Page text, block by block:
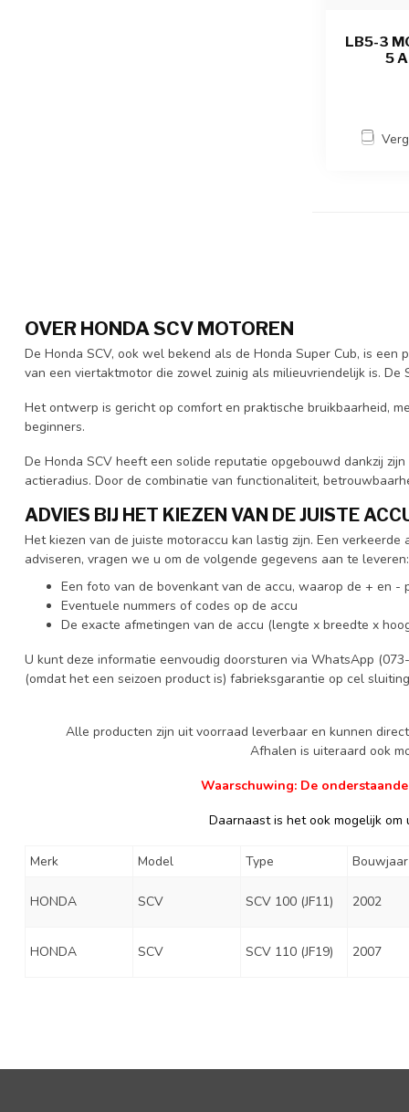
LB5-3
5
OVER HONDA SCV MOTOREN
De Honda SCV, ook wel bekend als de Honda Super Cub, is
van een viertaktmotor die zowel zuinig als milieuvriendelijk is.
Het ontwerp is gericht op comfort en praktische bruikbaarheid,
beginners.
De Honda SCV heeft een solide reputatie opgebouwd dankzij
actieradius. Door de combinatie van functionaliteit,
ADVIES BIJ HET KIEZEN VAN DE JUISTE
Het kiezen van de juiste motoraccu kan lastig zijn. Een
adviseren, vragen we u om de volgende gegevens aan te leveren:
Een foto van de bovenkant van de accu, waarop de + en -
Eventuele nummers of codes op de accu
De exacte afmetingen van de accu (lengte x breedte x
U kunt deze informatie eenvoudig doorsturen via WhatsApp
(omdat het een seizoen product is) fabrieksgarantie op cel
Alle producten zijn uit voorraad leverbaar en kunnen
Afhalen is uiteraard ook
Waarschuwing: De
Daarnaast is het ook mogelijk
Merk Model Type
HONDA SCV SCV 100 (JF11) 2002
HONDA SCV SCV 110 (JF19) 2007